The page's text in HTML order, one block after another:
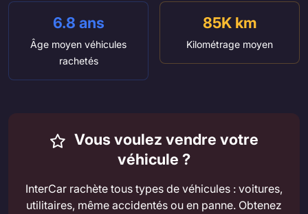
6.8 ans
Âge moyen véhicules
rachetés
85K km
Kilométrage moyen
Vous voulez vendre votre
véhicule ?
InterCar rachète tous types de véhicules : voitures,
utilitaires, même accidentés ou en panne. Obtenez